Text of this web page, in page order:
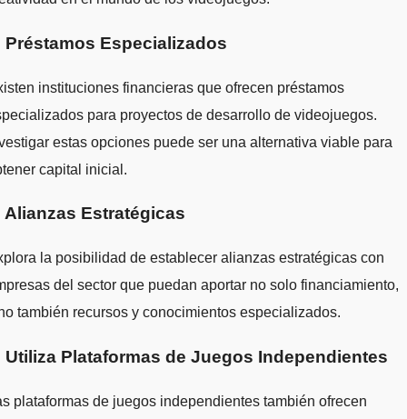
Préstamos Especializados
instituciones financieras que ofrecen préstamos
para proyectos de desarrollo de videojuegos.
estas opciones puede ser una alternativa viable para
capital inicial.
Alianzas Estratégicas
la posibilidad de establecer alianzas estratégicas con
del sector que puedan aportar no solo financiamiento,
también recursos y conocimientos especializados.
Utiliza Plataformas de Juegos Independientes
plataformas de juegos independientes también ofrecen